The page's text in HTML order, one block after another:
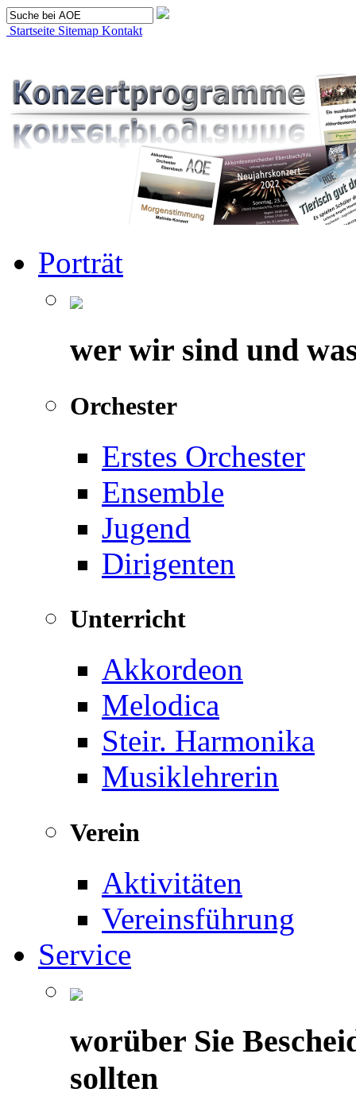
Startseite Sitemap Kontakt
Porträt
wer wir sind und
Orchester
Erstes Orchester
Ensemble
Jugend
Dirigenten
Unterricht
Akkordeon
Melodica
Steir. Harmonika
Musiklehrerin
Verein
Aktivitäten
Vereinsführung
Service
worüber Sie
sollten